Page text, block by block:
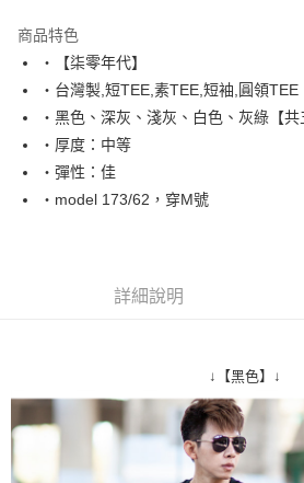
Apple Pay
街口支付
悠遊付
Google Pay
AFTEE先享後付是「在收到商品之後才付款」
３．安心：先確認商品／服務後，再付款。
【「AFTEE先享後付」結帳流程】
１．於結帳方式選擇「AFTEE先享後付」後，
結帳頁面，進行簡訊認證並確認金額後，即可
２．訂單成立數日內，您將收到繳費通知簡訊。
每筆NT$80，滿NT$1,800(含以上)免運費
先付款後全家取貨
每筆NT$80，滿NT$1,800(含以上)免運費
商品特色
‧【柒零年代】
‧台灣製,短TEE,素TEE,短袖,圓領TEE
‧黑色、深灰、淺灰、白色、灰綠【共
‧厚度：中等
‧彈性：佳
‧model 173/62，穿M號
詳細說明
↓【黑色】↓